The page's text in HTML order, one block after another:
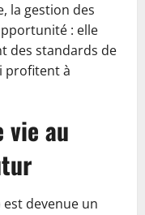
la gestion des
: elle
des standards de
profitent à
vie au
est devenue un